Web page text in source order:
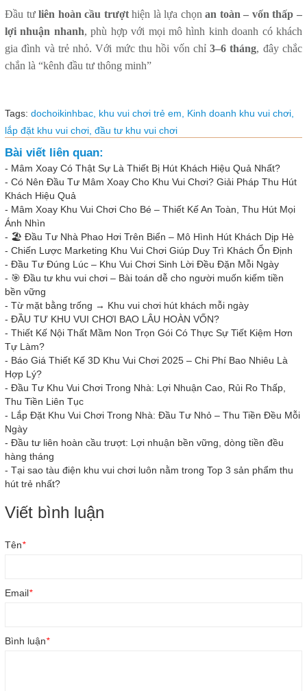
Đầu tưliên hoàn cầu trượthiện là lựa chọnan toàn – vốn thấp –
lợi nhuận nhanh, phù hợp với mọi mô hình kinh doanh có khách
gia đình và trẻ nhỏ. Với mức thu hồi vốn chỉ3–6 tháng, đây chắc
chắn là “kênh đầu tư thông minh”
Tags: dochoikinhbac, khu vui chơi trẻ em, Kinh doanh khu vui chơi,
lắp đặt khu vui chơi, đầu tư khu vui chơi
Bài viết liên quan:
- Mâm Xoay Có Thật Sự Là Thiết Bị Hút Khách Hiệu Quả Nhất?
- Có Nên Đầu Tư Mâm Xoay Cho Khu Vui Chơi? Giải Pháp Thu Hút
Khách Hiệu Quả
- Mâm Xoay Khu Vui Chơi Cho Bé – Thiết Kế An Toàn, Thu Hút Mọi
Ánh Nhìn
- 🏖️ Đầu Tư Nhà Phao Hơi Trên Biển – Mô Hình Hút Khách Dịp Hè
- Chiến Lược Marketing Khu Vui Chơi Giúp Duy Trì Khách Ổn Định
- Đầu Tư Đúng Lúc – Khu Vui Chơi Sinh Lời Đều Đặn Mỗi Ngày
- 🎯 Đầu tư khu vui chơi – Bài toán dễ cho người muốn kiếm tiền
bền vững
- Từ mặt bằng trống → Khu vui chơi hút khách mỗi ngày
- ĐẦU TƯ KHU VUI CHƠI BAO LÂU HOÀN VỐN?
- Thiết Kế Nội Thất Mầm Non Trọn Gói Có Thực Sự Tiết Kiệm Hơn
Tự Làm?
- Báo Giá Thiết Kế 3D Khu Vui Chơi 2025 – Chi Phí Bao Nhiêu Là
Hợp Lý?
- Đầu Tư Khu Vui Chơi Trong Nhà: Lợi Nhuận Cao, Rủi Ro Thấp,
Thu Tiền Liên Tục
- Lắp Đặt Khu Vui Chơi Trong Nhà: Đầu Tư Nhỏ – Thu Tiền Đều Mỗi
Ngày
- Đầu tư liên hoàn cầu trượt: Lợi nhuận bền vững, dòng tiền đều
hàng tháng
- Tại sao tàu điện khu vui chơi luôn nằm trong Top 3 sản phẩm thu
hút trẻ nhất?
Viết bình luận
Tên*
Email*
Bình luận*